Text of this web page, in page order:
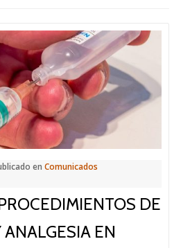
en Comunicados
DE
EN